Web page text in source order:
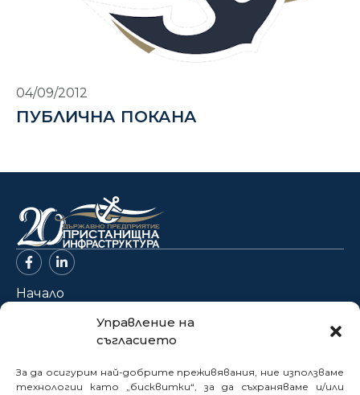
Управление на
съгласието
За да осигурим най-добрите преживявания, ние използваме
технологии като „бисквитки“, за да съхраняваме и/или
04/09/2012
ПУБЛИЧНА ПОКАНА
Начало
Новини
Нормативна база